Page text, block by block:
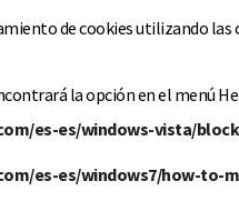
de cookies utilizando las
la opción en el menú
es-es/windows-vista/
es-es/windows7/how-to-